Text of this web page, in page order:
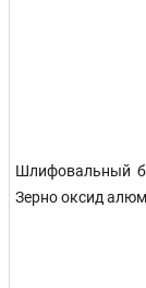
Шлифовальный
Зерно оксид